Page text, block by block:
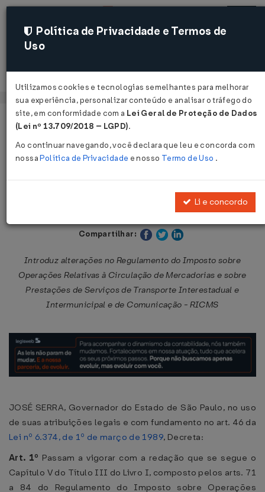
Acessar
Página Inicial Legislações
Decreto nº 54.249 de 17/04/2009
Publicado no DOE - SP em 18 abr 2009
Compartilhar:
Introduz alterações no Regulamento do Imposto sobre
Operações Relativas à Circulação de Mercadorias e sobre
Prestações de Serviços de Transporte Interestadual e
Intermunicipal e de Comunicação - RICMS
JOSÉ SERRA, Governador do Estado de São Paulo, no uso
de suas atribuições legais e com fundamento no art. 46 da
Lei nº 6.374, de 1º de março de 1989, Decreta:
Art. 1º Passam a vigorar com a redação que se segue o
Capítulo V do Título III do Livro I, composto pelos arts. 71
a 84 do Regulamento do Imposto sobre Operações
Política de Privacidade e Termos de
Uso
Utilizamos cookies e tecnologias semelhantes para melhorar
sua experiência, personalizar conteúdo e analisar o tráfego do
site, em conformidade com a Lei Geral de Proteção de Dados
(Lei nº 13.709/2018 – LGPD).
Ao continuar navegando, você declara que leu e concorda com
nossaPolítica de Privacidade e nosso Termo de Uso .
Li e concordo